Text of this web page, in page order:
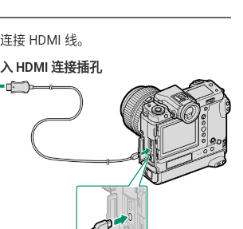
接 HDMI 线。
HDMI 连接插孔